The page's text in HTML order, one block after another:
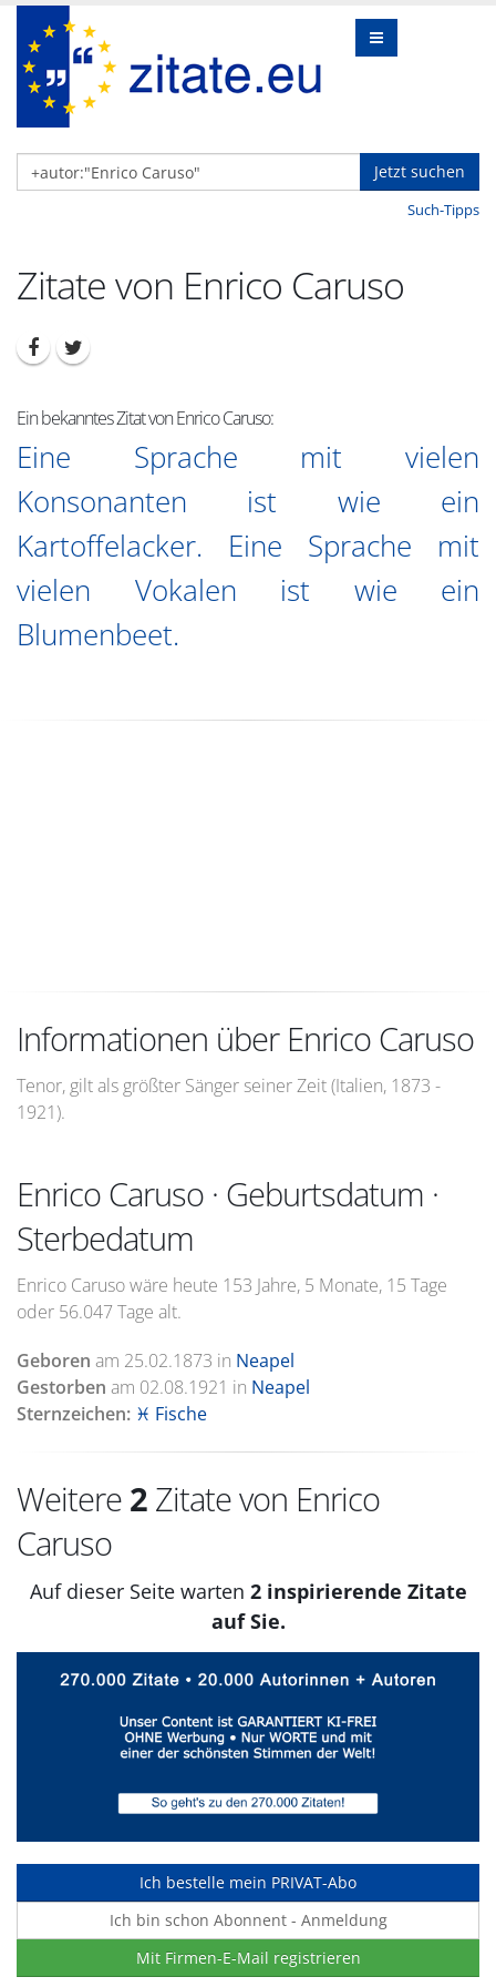
Jetzt suchen
Such-Tipps
Zitate von Enrico Caruso
Ein bekanntes Zitat von Enrico Caruso:
Eine Sprache mit vielen
Konsonanten ist wie ein
Kartoffelacker. Eine Sprache mit
vielen Vokalen ist wie ein
Blumenbeet.
Informationen über Enrico Caruso
Tenor, gilt als größter Sänger seiner Zeit (Italien, 1873 -
1921).
Enrico Caruso · Geburtsdatum ·
Sterbedatum
Enrico Caruso wäre heute 153 Jahre, 5 Monate, 15 Tage
oder 56.047 Tage alt.
Geboren am 25.02.1873 in Neapel
Gestorben am 02.08.1921 in Neapel
Sternzeichen: ♓ Fische
Weitere 2 Zitate von Enrico
Caruso
Auf dieser Seite warten 2 inspirierende Zitate
auf Sie.
Ich bestelle mein PRIVAT-Abo
Ich bin schon Abonnent - Anmeldung
Mit Firmen-E-Mail registrieren